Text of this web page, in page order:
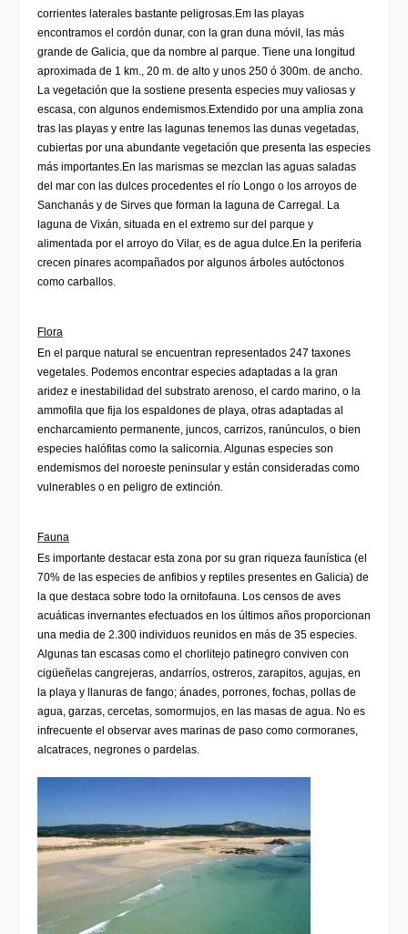
corrientes laterales bastante peligrosas.Em las playas
encontramos el cordón dunar, con la gran duna móvil, las más
grande de Galicia, que da nombre al parque. Tiene una longitud
aproximada de 1 km., 20 m. de alto y unos 250 ó 300m. de ancho.
La vegetación que la sostiene presenta especies muy valiosas y
escasa, con algunos endemismos.Extendido por una amplia zona
tras las playas y entre las lagunas tenemos las dunas vegetadas,
cubiertas por una abundante vegetación que presenta las especies
más importantes.En las marismas se mezclan las aguas saladas
del mar con las dulces procedentes el río Longo o los arroyos de
Sanchanás y de Sirves que forman la laguna de Carregal. La
laguna de Vixán, situada en el extremo sur del parque y
alimentada por el arroyo do Vilar, es de agua dulce.En la periferia
crecen pinares acompañados por algunos árboles autóctonos
como carballos.
Flora
En el parque natural se encuentran representados 247 taxones
vegetales. Podemos encontrar especies adaptadas a la gran
aridez e inestabilidad del substrato arenoso, el cardo marino, o la
ammofila que fija los espaldones de playa, otras adaptadas al
encharcamiento permanente, juncos, carrizos, ranúnculos, o bien
especies halófitas como la salicornia. Algunas especies son
endemismos del noroeste peninsular y están consideradas como
vulnerables o en peligro de extinción.
Fauna
Es importante destacar esta zona por su gran riqueza faunística (el
70% de las especies de anfibios y reptiles presentes en Galicia) de
la que destaca sobre todo la ornitofauna. Los censos de aves
acuáticas invernantes efectuados en los últimos años proporcionan
una media de 2.300 individuos reunidos en más de 35 especies.
Algunas tan escasas como el chorlitejo patinegro conviven con
cigüeñelas cangrejeras, andarríos, ostreros, zarapitos, agujas, en
la playa y llanuras de fango; ánades, porrones, fochas, pollas de
agua, garzas, cercetas, somormujos, en las masas de agua. No es
infrecuente el observar aves marinas de paso como cormoranes,
alcatraces, negrones o pardelas.